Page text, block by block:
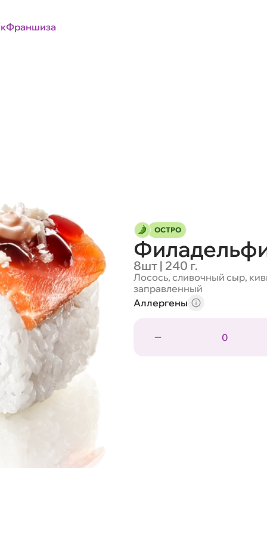
Франшиза
ОСТРО
8шт | 240 г.
Лосось, сливочный сыр,
заправленный
Аллергены
0